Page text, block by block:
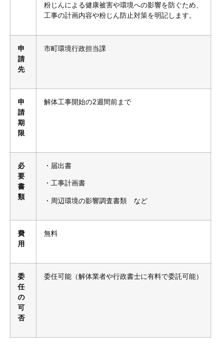
粉じんによる健康被害や環境への影響を防ぐため、
工事の計画内容や粉じん防止対策を明記します。
申
請
先
市町環境行政担当課
申
請
期
限
解体工事開始の2週間前まで
必
要
書
類
・届出書
・工事計画書
・周辺環境の影響調査書類 など
費
用
無料
委
任
の
可
否
委任可能（解体業者や行政書士に有料で委託可能）